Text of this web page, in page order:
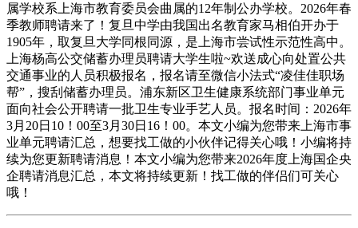
属学校系上海市教育委员会曲属的12年制公办学校。2026年春
季教师聘请来了！复旦中学由我国出名教育家马相伯开办于
1905年，取复旦大学同根同源，是上海市尝试性示范性高中。
上海杨高公交储蓄办理员聘请大学生啦~欢送成心向处置公共
交通事业的人员积极报名，报名请至微信小法式“凌佳佳职场
帮”，搜刮储蓄办理员。浦东新区卫生健康系统部门事业单元
面向社会公开聘请一批卫生专业手艺人员。报名时间：2026年
3月20日10！00至3月30日16！00。本文小编为您带来上海市事
业单元聘请汇总，想要找工做的小伙伴记得关心哦！小编将持
续为您更新聘请消息！本文小编为您带来2026年度上海国企央
企聘请消息汇总，本文将持续更新！找工做的伴侣们可关心
哦！